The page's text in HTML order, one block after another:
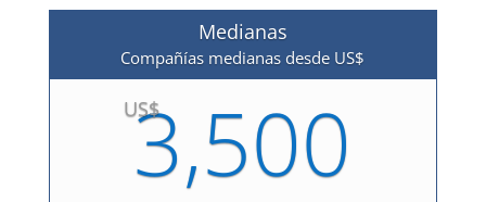
Medianas
Compañías medianas desde US$
US$
3,500